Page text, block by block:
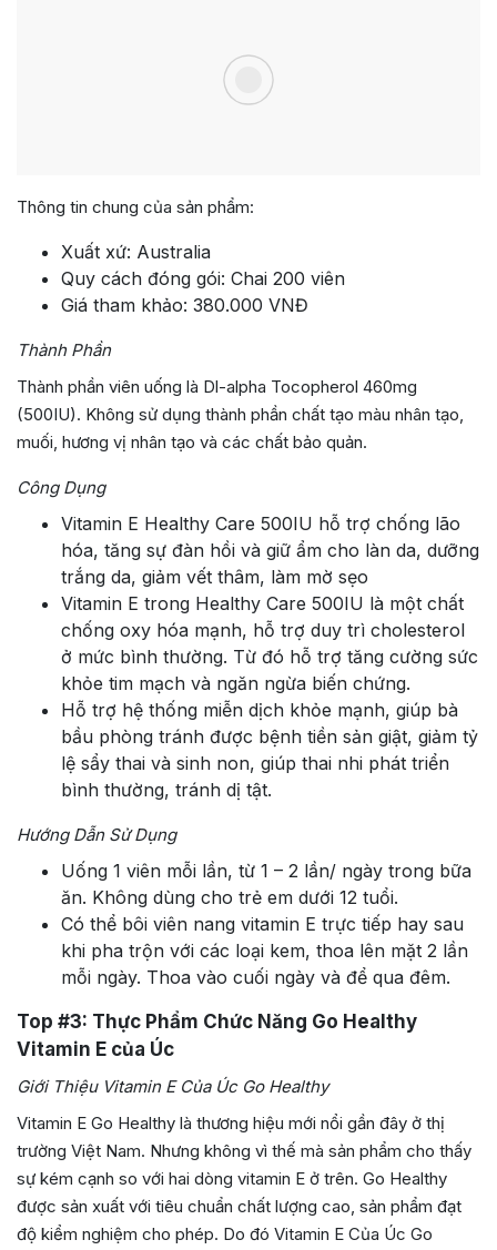
Thông tin chung của sản phẩm:
Xuất xứ: Australia
Quy cách đóng gói: Chai 200 viên
Giá tham khảo: 380.000 VNĐ
Thành Phần
Thành phần viên uống là Dl-alpha Tocopherol 460mg
(500IU). Không sử dụng thành phần chất tạo màu nhân tạo,
muối, hương vị nhân tạo và các chất bảo quản.
Công Dụng
Vitamin E Healthy Care 500IU hỗ trợ chống lão
hóa, tăng sự đàn hồi và giữ ẩm cho làn da, dưỡng
trắng da, giảm vết thâm, làm mờ sẹo
Vitamin E trong Healthy Care 500IU là một chất
chống oxy hóa mạnh, hỗ trợ duy trì cholesterol
ở mức bình thường. Từ đó hỗ trợ tăng cường sức
khỏe tim mạch và ngăn ngừa biến chứng.
Hỗ trợ hệ thống miễn dịch khỏe mạnh, giúp bà
bầu phòng tránh được bệnh tiền sản giật, giảm tỷ
lệ sẩy thai và sinh non, giúp thai nhi phát triển
bình thường, tránh dị tật.
Hướng Dẫn Sử Dụng
Uống 1 viên mỗi lần, từ 1 – 2 lần/ ngày trong bữa
ăn. Không dùng cho trẻ em dưới 12 tuổi.
Có thể bôi viên nang vitamin E trực tiếp hay sau
khi pha trộn với các loại kem, thoa lên mặt 2 lần
mỗi ngày. Thoa vào cuối ngày và để qua đêm.
Top #3: Thực Phẩm Chức Năng Go Healthy
Vitamin E của Úc
Giới Thiệu Vitamin E Của Úc Go Healthy
Vitamin E Go Healthy là thương hiệu mới nổi gần đây ở thị
trường Việt Nam. Nhưng không vì thế mà sản phẩm cho thấy
sự kém cạnh so với hai dòng vitamin E ở trên. Go Healthy
được sản xuất với tiêu chuẩn chất lượng cao, sản phẩm đạt
độ kiểm nghiệm cho phép. Do đó Vitamin E Của Úc Go